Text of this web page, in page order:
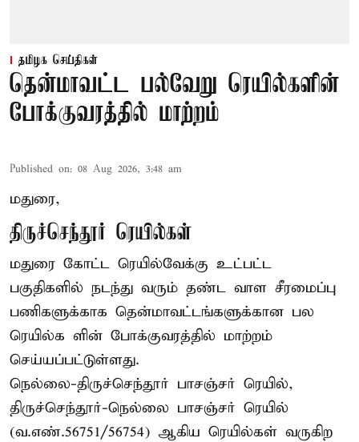
தமிழக செய்திகள்
தென்மாவட்ட பல்வேறு ரெயில்களின்
போக்குவரத்தில் மாற்றம்
Published on: 08 Aug 2026, 3:48 am
மதுரை,
திருச்செந்தூர் ரெயில்கள்
மதுரை கோட்ட ரெயில்வேக்கு உட்பட்ட
பகுதிகளில் நடந்து வரும் தண்ட வாள சீரமைப்பு
பணிகளுக்காக தென்மாவட்டங்களுக்கான பல
ரெயில்க ளின் போக்குவரத்தில் மாற்றம்
செய்யப்பட்டுள்ளது.
நெல்லை-திருச்செந்தூர் பாசஞ்சர் ரெயில்,
திருச்செந்தூர்-நெல்லை பாசஞ்சர் ரெயில்
(வ.எண்.56751/56754) ஆகிய ரெயில்கள் வருகிற